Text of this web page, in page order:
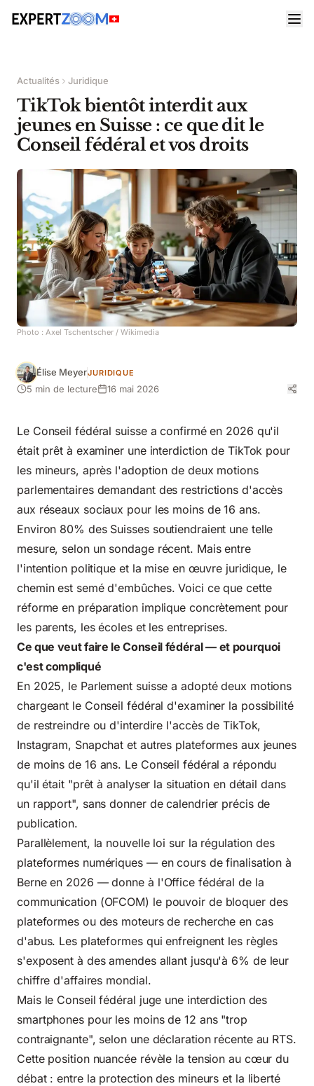
Actualités Juridique
TikTok bientôt interdit aux
jeunes en Suisse : ce que dit le
Conseil fédéral et vos droits
Photo : Axel Tschentscher / Wikimedia
Élise MeyerJURIDIQUE
5 min de lecture 16 mai 2026
Le Conseil fédéral suisse a confirmé en 2026 qu'il
était prêt à examiner une interdiction de TikTok pour
les mineurs, après l'adoption de deux motions
parlementaires demandant des restrictions d'accès
aux réseaux sociaux pour les moins de 16 ans.
Environ 80% des Suisses soutiendraient une telle
mesure, selon un sondage récent. Mais entre
l'intention politique et la mise en œuvre juridique, le
chemin est semé d'embûches. Voici ce que cette
réforme en préparation implique concrètement pour
les parents, les écoles et les entreprises.
Ce que veut faire le Conseil fédéral — et pourquoi
c'est compliqué
En 2025, le Parlement suisse a adopté deux motions
chargeant le Conseil fédéral d'examiner la possibilité
de restreindre ou d'interdire l'accès de TikTok,
Instagram, Snapchat et autres plateformes aux jeunes
de moins de 16 ans. Le Conseil fédéral a répondu
qu'il était "prêt à analyser la situation en détail dans
un rapport", sans donner de calendrier précis de
publication.
Parallèlement, la nouvelle loi sur la régulation des
plateformes numériques — en cours de finalisation à
Berne en 2026 — donne à l'Office fédéral de la
communication (OFCOM) le pouvoir de bloquer des
plateformes ou des moteurs de recherche en cas
d'abus. Les plateformes qui enfreignent les règles
s'exposent à des amendes allant jusqu'à 6% de leur
chiffre d'affaires mondial.
Mais le Conseil fédéral juge une interdiction des
smartphones pour les moins de 12 ans "trop
contraignante", selon une déclaration récente au RTS.
Cette position nuancée révèle la tension au cœur du
débat : entre la protection des mineurs et la liberté